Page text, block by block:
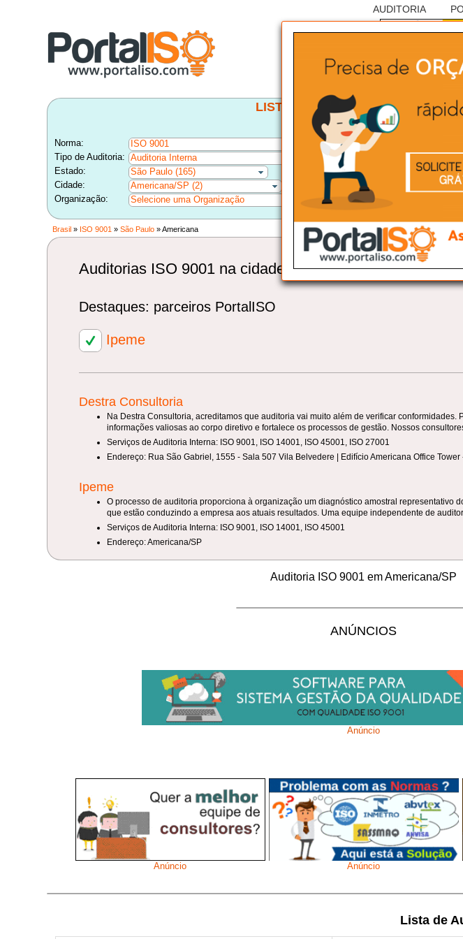
AUDITORIA
LISTA BRASILEIRA DE
ISO 9001
Norma:
ISO 9001
Tipo de Auditoria:
Auditoria Interna
Estado:
São Paulo (165)
Cidade:
Americana/SP (2)
Organização:
Selecione uma Organização
Brasil» ISO 9001 » São Paulo» Americana
Auditorias ISO 9001 na cidade de Americana/SP:
Destaques: parceiros PortalISO
Ipeme
Destra Consultoria
Na Destra Consultoria, acreditamos que auditoria vai muito além de verificar conformidades.
informações valiosas ao corpo diretivo e fortalece os processos de gestão. Nossos
Serviços de Auditoria Interna: ISO 9001, ISO 14001, ISO 45001, ISO 27001
Endereço: Rua São Gabriel, 1555 - Sala 507 Vila Belvedere | Edifício Americana Office Tower
Ipeme
O processo de auditoria proporciona à organização um diagnóstico amostral representativo
que estão conduzindo a empresa aos atuais resultados. Uma equipe independente de
Serviços de Auditoria Interna: ISO 9001, ISO 14001, ISO 45001
Endereço: Americana/SP
Auditoria ISO 9001 em Americana/SP
ANÚNCIOS
Anúncio
Anúncio Anúncio
Lista de